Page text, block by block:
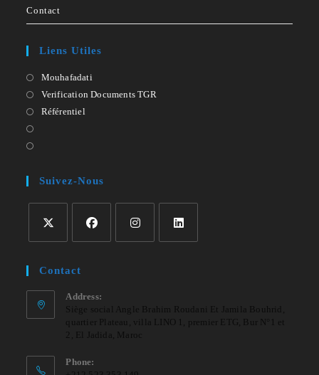
Contact
Liens Utiles
Mouhafadati
Verification Documents TGR
Référentiel
Suivez-Nous
Contact
Address:
Siège social Angle Brahim Roudani Et Jamila Bouhrid,
quartier Plateau, villa LINO 1, premier ETG, Bur N°1 et
2, El Jadida, Maroc
Phone: